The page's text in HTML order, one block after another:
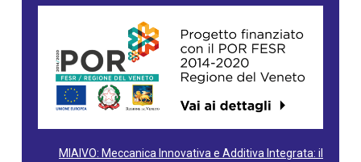
MIAIVO: Meccanica Innovativa e Additiva Integrata: il